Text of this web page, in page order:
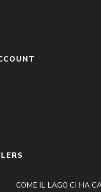
COME IL LAGO CI HA